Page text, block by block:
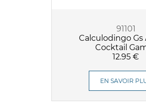
91101
Calculodingo Gs
Cocktail
12.95 €
EN SAVOIR